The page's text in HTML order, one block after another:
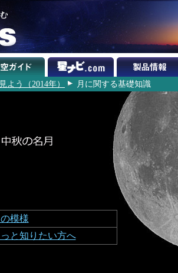
よう（2014年） 月に関する基礎知識
の模様
っと知りたい方へ